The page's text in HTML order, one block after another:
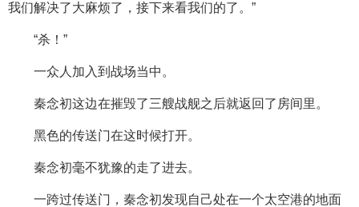
我们解决了大麻烦了，接下来看我们的了。”
“杀！”
一众人加入到战场当中。
秦念初这边在摧毁了三艘战舰之后就返回了房间里。
黑色的传送门在这时候打开。
秦念初毫不犹豫的走了进去。
一跨过传送门，秦念初发现自己处在一个太空港的地面